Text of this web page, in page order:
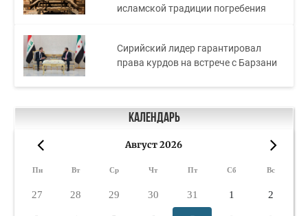
исламской традиции погребения
Сирийский лидер гарантировал
права курдов на встрече с Барзани
Календарь
Август 2026
Пн Вт Ср Чт Пт Сб Вс
27 28 29 30 31 1 2